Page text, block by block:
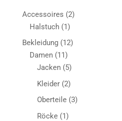
Accessoires 22
Halstuch 11
Produkt
Bekleidung 1212
Damen 1111
Produkte
Jacken 55
Produkte
Kleider 22
Produkte
Oberteile 33
Röcke 11